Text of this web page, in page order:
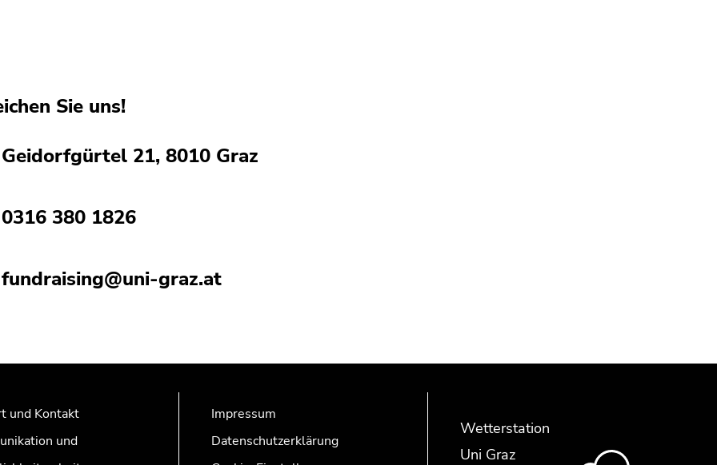
Sie uns!
Geidorfgürtel 21, 8010 Graz
0316 380 1826
fundraising@uni-graz.at
und Kontakt
und
Impressum
Datenschutzerklärung
Wetterstation
Uni Graz